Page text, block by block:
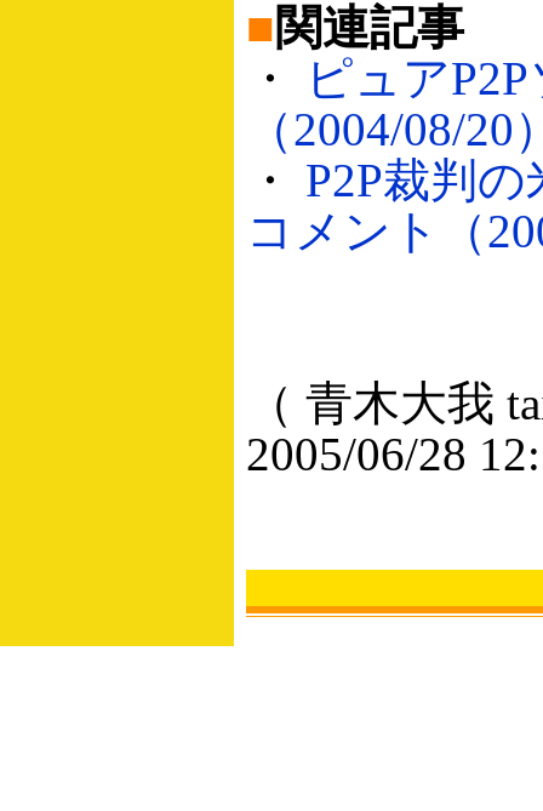
■関連記事
・
ピュア
（2004/08/20
・ P2P裁判
コメント（
（ 青木大我
2005/06/28